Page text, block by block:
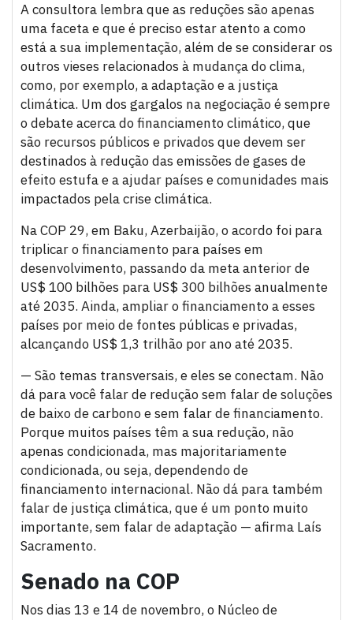
A consultora lembra que as reduções são apenas
uma faceta e que é preciso estar atento a como
está a sua implementação, além de se considerar os
outros vieses relacionados à mudança do clima,
como, por exemplo, a adaptação e a justiça
climática. Um dos gargalos na negociação é sempre
o debate acerca do financiamento climático, que
são recursos públicos e privados que devem ser
destinados à redução das emissões de gases de
efeito estufa e a ajudar países e comunidades mais
impactados pela crise climática.
Na COP 29, em Baku, Azerbaijão, o acordo foi para
triplicar o financiamento para países em
desenvolvimento, passando da meta anterior de
US$ 100 bilhões para US$ 300 bilhões anualmente
até 2035. Ainda, ampliar o financiamento a esses
países por meio de fontes públicas e privadas,
alcançando US$ 1,3 trilhão por ano até 2035.
— São temas transversais, e eles se conectam. Não
dá para você falar de redução sem falar de soluções
de baixo de carbono e sem falar de financiamento.
Porque muitos países têm a sua redução, não
apenas condicionada, mas majoritariamente
condicionada, ou seja, dependendo de
financiamento internacional. Não dá para também
falar de justiça climática, que é um ponto muito
importante, sem falar de adaptação — afirma Laís
Sacramento.
Senado na COP
Nos dias 13 e 14 de novembro, o Núcleo de